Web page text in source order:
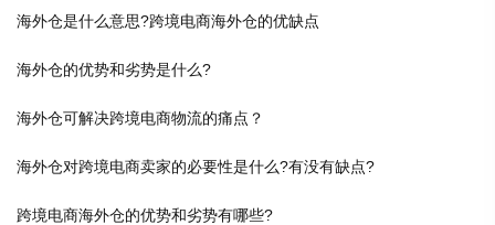
海外仓是什么意思?跨境电商海外仓的优缺点
海外仓的优势和劣势是什么?
海外仓可解决跨境电商物流的痛点？
海外仓对跨境电商卖家的必要性是什么?有没有缺点?
跨境电商海外仓的优势和劣势有哪些?